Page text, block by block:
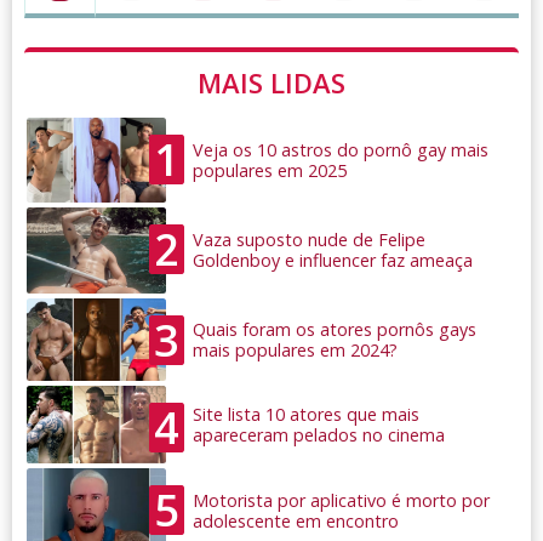
MAIS LIDAS
1
Veja os 10 astros do pornô gay mais
populares em 2025
2
Vaza suposto nude de Felipe
Goldenboy e influencer faz ameaça
3
Quais foram os atores pornôs gays
mais populares em 2024?
4
Site lista 10 atores que mais
apareceram pelados no cinema
5
Motorista por aplicativo é morto por
adolescente em encontro